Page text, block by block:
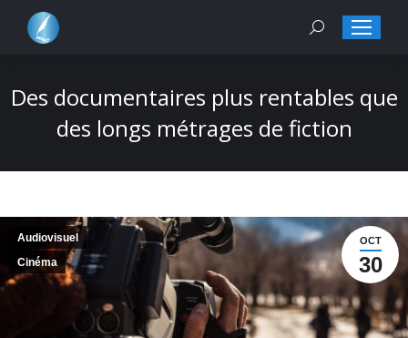
Search:
Des documentaires plus rentables que
des longs métrages de fiction
OCT
30
Audiovisuel
Cinéma